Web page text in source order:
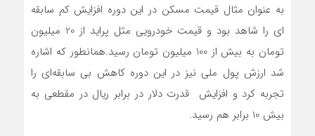
به عنوان مثال قیمت مسکن در این دوره افزایش کم سابقه
ای را شاهد بود و قیمت خودرویی مثل پراید از 20 میلیون
تومان به بیش از 100 میلیون تومان رسید.همانطور که اشاره
شد ارزش پول ملی نیز در این دوره کاهش بی سابقه‌ای را
تجربه کرد و افزایش قدرت دلار در برابر ریال در مقطعی به
بیش 10 برابر هم رسید.